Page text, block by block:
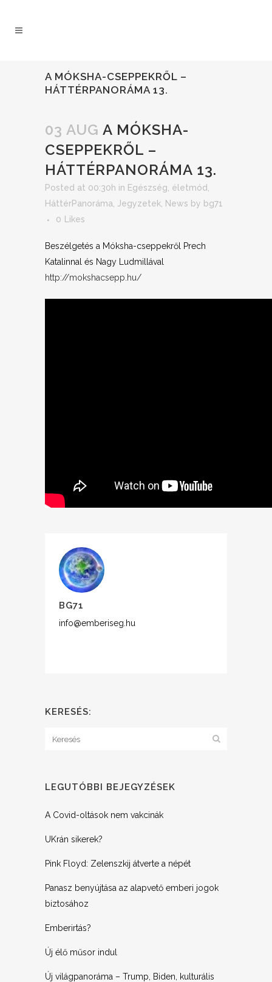
A MÓKSHA-CSEPPEKRŐL –
HÁTTÉRPANORÁMA 13.
03 AUG A MÓKSHA-
CSEPPEKRŐL –
HÁTTÉRPANORÁMA 13.
Posted at 00:30h in Egészség, életmód
HáttérPanoráma
Jegyzetek News by bg71
0
Likes
Beszélgetés a Móksha-cseppekről Prech
Katalinnal és Nagy Ludmillával
http://mokshacsepp.hu/
BG71
info@emberiseg.hu
KERESÉS:
LEGUTÓBBI BEJEGYZÉSEK
A Covid-oltások nem vakcinák
UKrán sikerek?
Pink Floyd: Zelenszkij átverte a népét
Panasz benyújtása az alapvető emberi jogok
biztosához
Emberirtás?
Új élő műsor indul
Új világpanoráma – Trump, Biden, kulturális